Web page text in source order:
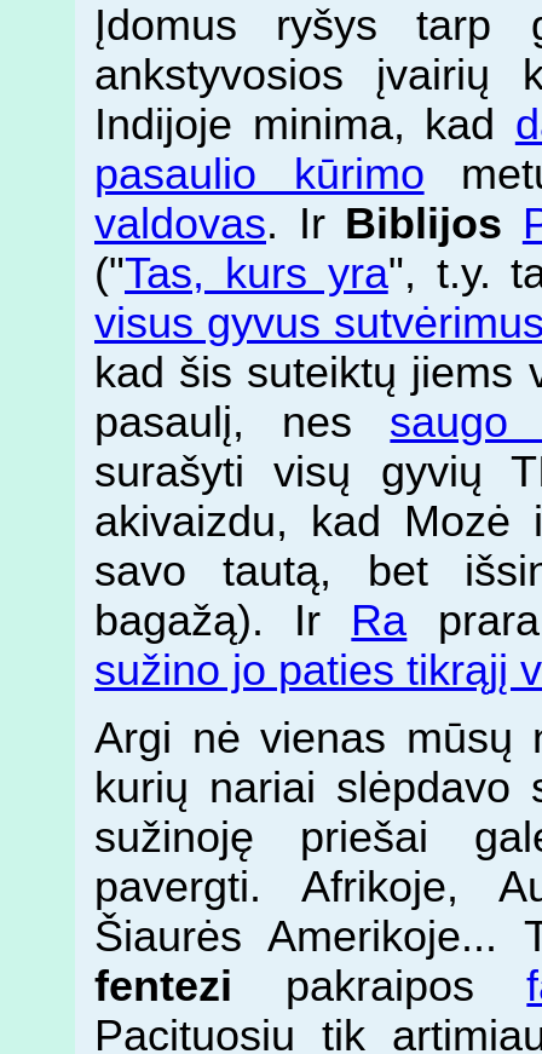
Įdomus ryšys tarp
ankstyvosios įvairių
Indijoje minima, kad
pasaulio kūrimo
valdovas. Ir Biblijos
("Tas, kurs yra", t.y.
visus gyvus
kad šis suteiktų jiems
pasaulį, nes saugo
surašyti visų gyvių
akivaizdu, kad
savo tautą, bet
bagažą). Ir Ra
sužino jo paties tikrąjį
Argi nė vienas mūsų
kurių nariai
sužinoję priešai
pavergti. Afrikoje,
Šiaurės Amerikoje...
fentezi pakraipos
Pacituosiu tik